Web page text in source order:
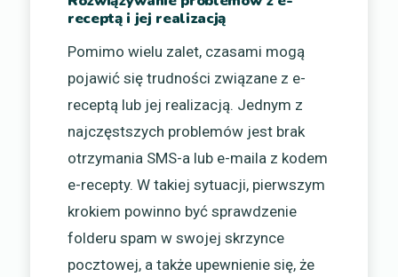
receptą i jej realizacją
Pomimo wielu zalet, czasami mogą
pojawić się trudności związane z e-
receptą lub jej realizacją. Jednym z
najczęstszych problemów jest brak
otrzymania SMS-a lub e-maila z kodem
e-recepty. W takiej sytuacji, pierwszym
krokiem powinno być sprawdzenie
folderu spam w swojej skrzynce
pocztowej, a także upewnienie się, że